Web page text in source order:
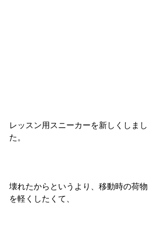
レッスン用スニーカーを新しくしまし
た。
壊れたからというより、移動時の荷物
を軽くしたくて、